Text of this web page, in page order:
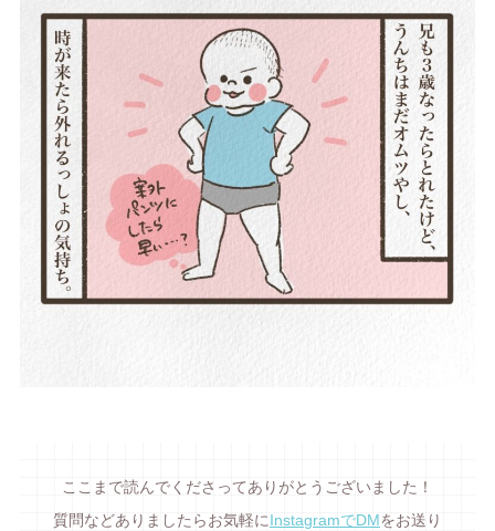
ここまで読んでくださってありがとうございました！
質問などありましたらお気軽に InstagramでDM をお送り